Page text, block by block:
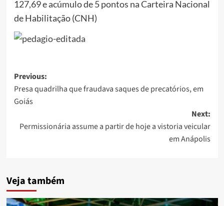
127,69 e acúmulo de 5 pontos na Carteira Nacional
de Habilitação (CNH)
Post
navigation
Previous:
Presa quadrilha que fraudava saques de precatórios, em
Goiás
Next:
Permissionária assume a partir de hoje a vistoria veicular
em Anápolis
Veja também